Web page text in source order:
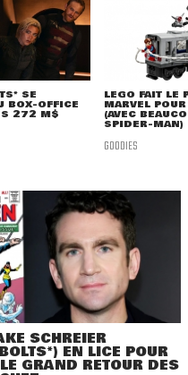
SE
BOX-OFFICE
272 M$
LEGO FAIT LE
MARVEL
(AVEC
SPIDER-MAN)
GOODIES
SCHREIER
EN LICE POUR
GRAND RETOUR DES